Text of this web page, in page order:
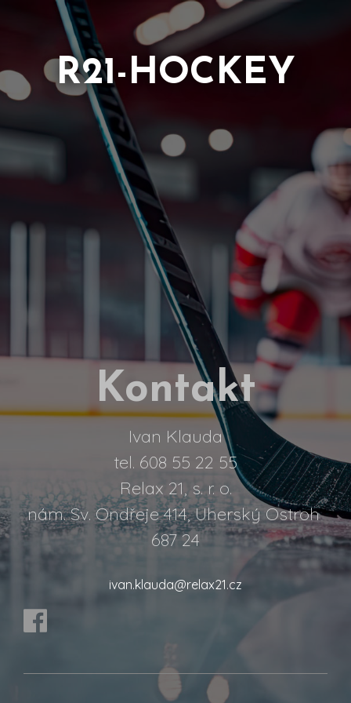
R21-HOCKEY
Kontakt
Ivan Klauda
tel. 608 55 22 55
Relax 21, s. r. o.
nám. Sv. Ondřeje 414, Uherský Ostroh
687 24
ivan.klauda@relax21.cz